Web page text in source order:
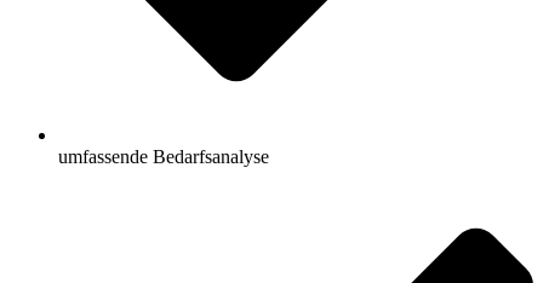
umfassende Bedarfsanalyse